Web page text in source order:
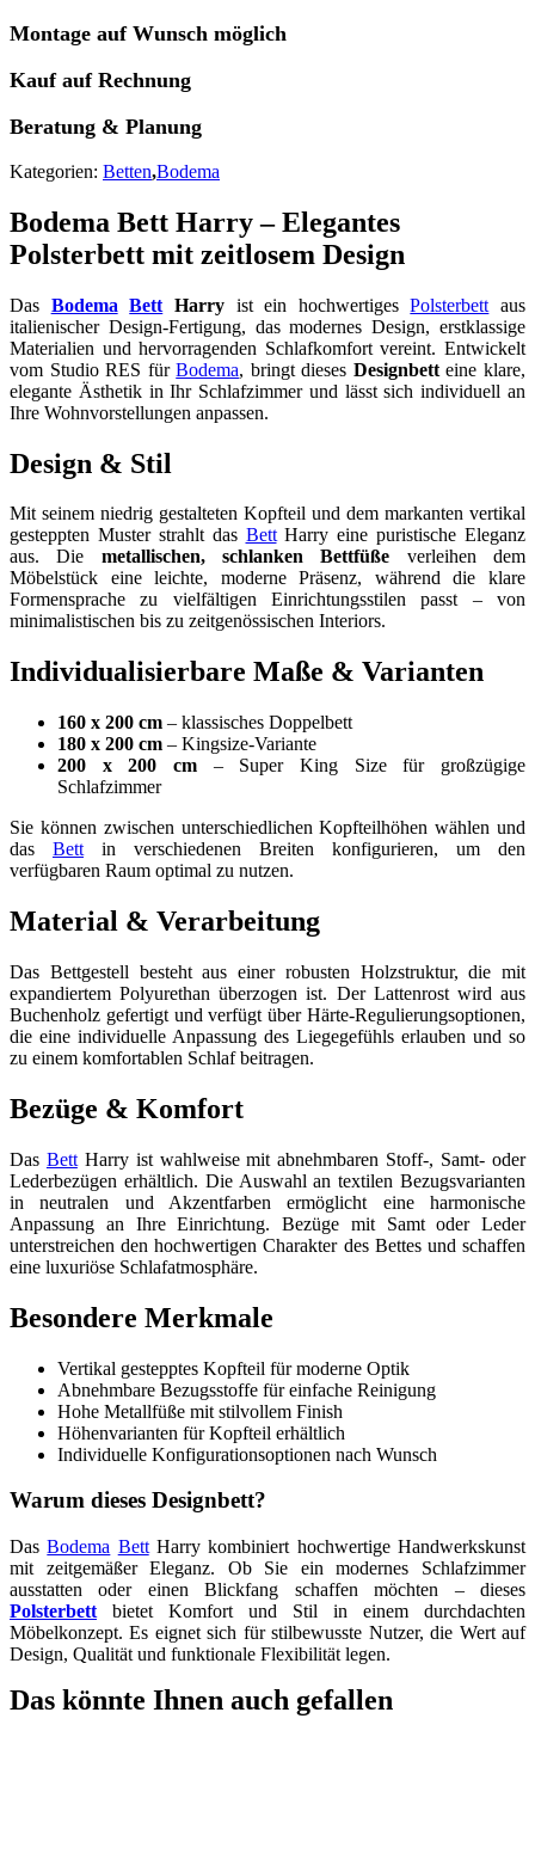
Montage auf Wunsch möglich
Kauf auf Rechnung
Beratung & Planung
Kategorien: Betten,Bodema
Bodema Bett Harry – Elegantes
Polsterbett mit zeitlosem Design
Das Bodema Bett Harryist ein hochwertigesPolsterbett aus
italienischer Design-Fertigung, das modernes Design, erstklassige
Materialien und hervorragenden Schlafkomfort vereint. Entwickelt
vom Studio RES fürBodema, bringt dieses Designbetteine klare,
elegante Ästhetik in Ihr Schlafzimmer und lässt sich individuell an
Ihre Wohnvorstellungen anpassen.
Design & Stil
Mit seinem niedrig gestalteten Kopfteil und dem markanten vertikal
gesteppten Muster strahlt das BettHarry eine puristische Eleganz
aus. Die metallischen, schlanken Bettfüße verleihen dem
Möbelstück eine leichte, moderne Präsenz, während die klare
Formensprache zu vielfältigen Einrichtungsstilen passt – von
minimalistischen bis zu zeitgenössischen Interiors.
Individualisierbare Maße & Varianten
160 x 200 cm – klassisches Doppelbett
180 x 200 cm – Kingsize-Variante
200 x 200 cm – Super King Size für großzügige
Schlafzimmer
Sie können zwischen unterschiedlichen Kopfteilhöhen wählen und
das Bett in verschiedenen Breiten konfigurieren, um den
verfügbaren Raum optimal zu nutzen.
Material & Verarbeitung
Das Bettgestell besteht aus einer robusten Holzstruktur, die mit
expandiertem Polyurethan überzogen ist. Der Lattenrost wird aus
Buchenholz gefertigt und verfügt über Härte-Regulierungsoptionen,
die eine individuelle Anpassung des Liegegefühls erlauben und so
zu einem komfortablen Schlaf beitragen.
Bezüge & Komfort
Das BettHarry ist wahlweise mit abnehmbaren Stoff-, Samt- oder
Lederbezügen erhältlich. Die Auswahl an textilen Bezugsvarianten
in neutralen und Akzentfarben ermöglicht eine harmonische
Anpassung an Ihre Einrichtung. Bezüge mit Samt oder Leder
unterstreichen den hochwertigen Charakter des Bettes und schaffen
eine luxuriöse Schlafatmosphäre.
Besondere Merkmale
Vertikal gestepptes Kopfteil für moderne Optik
Abnehmbare Bezugsstoffe für einfache Reinigung
Hohe Metallfüße mit stilvollem Finish
Höhenvarianten für Kopfteil erhältlich
Individuelle Konfigurationsoptionen nach Wunsch
Warum dieses Designbett?
DasBodema BettHarry kombiniert hochwertige Handwerkskunst
mit zeitgemäßer Eleganz. Ob Sie ein modernes Schlafzimmer
ausstatten oder einen Blickfang schaffen möchten – dieses
Polsterbett bietet Komfort und Stil in einem durchdachten
Möbelkonzept. Es eignet sich für stilbewusste Nutzer, die Wert auf
Design, Qualität und funktionale Flexibilität legen.
Das könnte Ihnen auch gefallen